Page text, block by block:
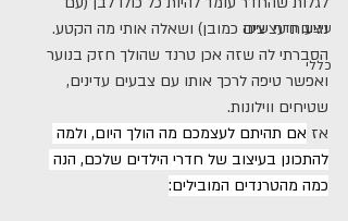
עיצוב חדרי שינה
כללי
נגיעות עציצים כמובן) ושאלה אותי מה הקטע.
הסברתי לה שזה אכן טרנד שהולך חזק בנוער
ואפשר טיפה לרכך אותו עם צבעים עדינים,
שטיחים ווילונות.
אז אם תהיתם לעצמכם מה הולך היום, ולמה
להתכונן בעיצוב של חדרי הילדים שלכם, הנה
כמה מהטרנדים המובילים: